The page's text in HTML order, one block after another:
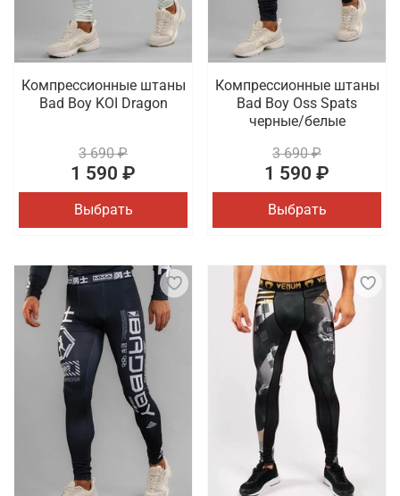
Компрессионные штаны
Bad Boy KOI Dragon
3 690 ₽
1 590 ₽
Выбрать
Компрессионные штаны
Bad Boy Oss Spats
черные/белые
3 690 ₽
1 590 ₽
Выбрать